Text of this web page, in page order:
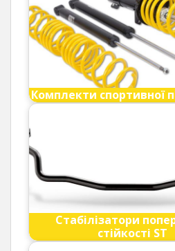
Комплекти спортивної
Стабілізатори
стійкості ST